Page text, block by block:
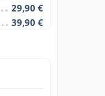
29,90 €
39,90 €